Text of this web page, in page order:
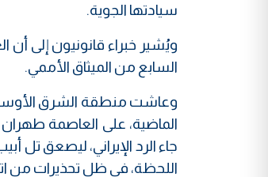
سيادتها الجوية.
ويُشير خبراء قانونيون إلى
السابع من الميثاق الأممي.
وعاشت منطقة الشرق الأوسط،
الماضية، على العاصمة
جاء الرد الإيراني، ليصعق تل
اللحظة، في ظل تحذيرات من